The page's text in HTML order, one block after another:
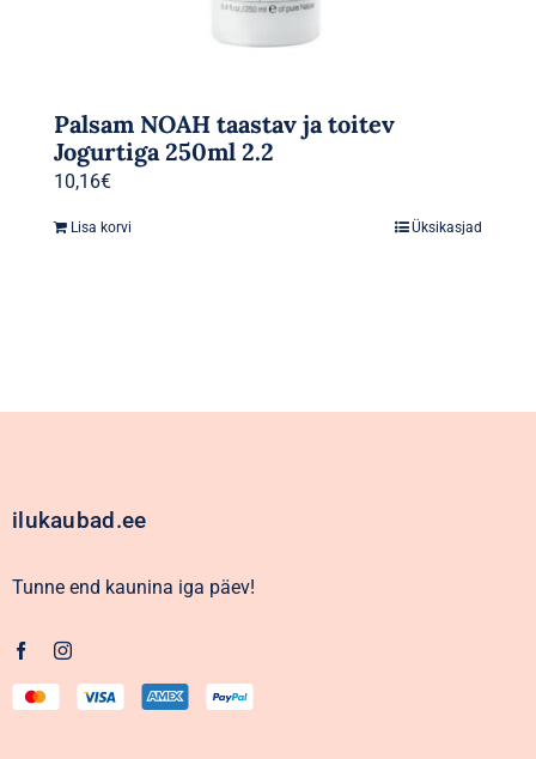
Palsam NOAH taastav ja toitev
Jogurtiga 250ml 2.2
10,16€
Lisa korvi Üksikasjad
ilukaubad.ee
Tunne end kaunina iga päev!